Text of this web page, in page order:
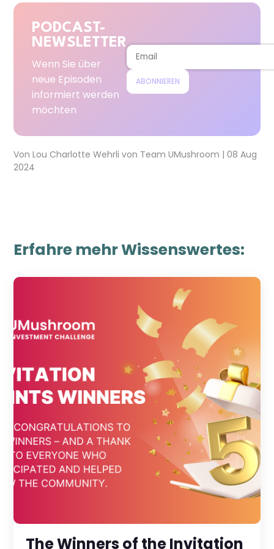
PODCAST-
NEWSLETTER
Wenn Sie über
neue Episoden
informiert werden
möchten
ABONNIEREN
VonLou Charlotte Wehrlivon Team UMushroom |08 Aug
2024
Erfahre mehr Wissenswertes:
The Winners of the Invitation